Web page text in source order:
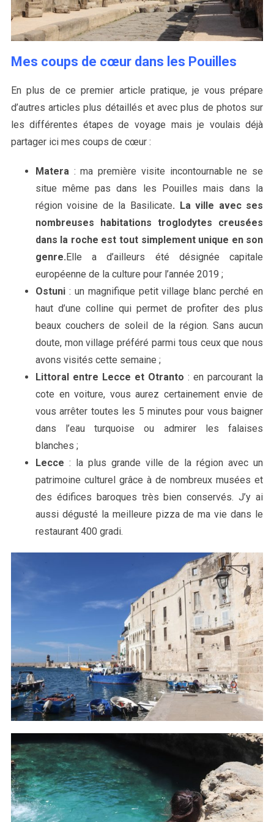
Mes coups de cœur dans les Pouilles
En plus de ce premier article pratique, je vous prépare
d’autres articles plus détaillés et avec plus de photos sur
les différentes étapes de voyage mais je voulais déjà
partager ici mes coups de cœur :
Matera : ma première visite incontournable ne se
situe même pas dans les Pouilles mais dans la
région voisine de la Basilicate. La ville avec ses
nombreuses habitations troglodytes creusées
dans la roche est tout simplement unique en son
genre.Elle a d’ailleurs été désignée capitale
européenne de la culture pour l’année 2019 ;
Ostuni: un magnifique petit village blanc perché en
haut d’une colline qui permet de profiter des plus
beaux couchers de soleil de la région. Sans aucun
doute, mon village préféré parmi tous ceux que nous
avons visités cette semaine ;
Littoral entre Lecce et Otranto: en parcourant la
cote en voiture, vous aurez certainement envie de
vous arrêter toutes les 5 minutes pour vous baigner
dans l’eau turquoise ou admirer les falaises
blanches ;
Lecce : la plus grande ville de la région avec un
patrimoine culturel grâce à de nombreux musées et
des édifices baroques très bien conservés. J’y ai
aussi dégusté la meilleure pizza de ma vie dans le
restaurant 400 gradi.